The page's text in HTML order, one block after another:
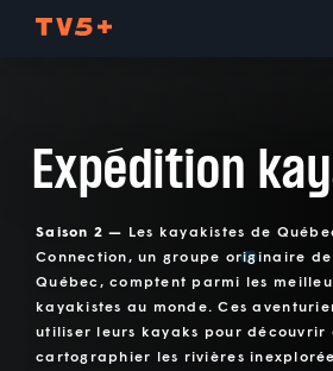
Expédition
Saison 2 — Les kayakistes de
Connection, un groupe originaire de
Québec, comptent parmi les
kayakistes au monde. Ces
utiliser leurs kayaks pour découvrir
cartographier les rivières